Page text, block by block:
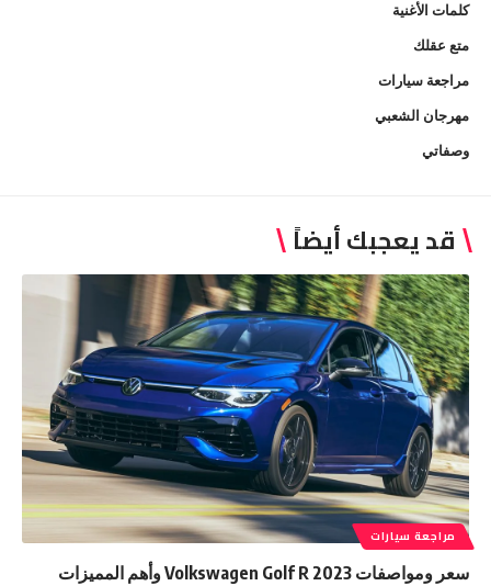
كلمات الأغنية
متع عقلك
مراجعة سيارات
مهرجان الشعبي
وصفاتي
قد يعجبك أيضاً
مراجعة سيارات
سعر ومواصفات 2023 Volkswagen Golf R وأهم المميزات